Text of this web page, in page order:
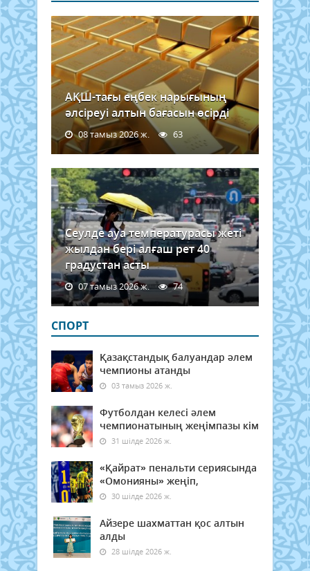
АҚШ-тағы еңбек нарығының
әлсіреуі алтын бағасын өсірді
08 тамыз 2026 ж. 63
Сеулде ауа температурасы жеті
жылдан бері алғаш рет 40
градустан асты
07 тамыз 2026 ж. 74
СПОРТ
Қазақстандық балуандар әлем
чемпионы атанды
03 тамыз 2026 ж.
Футболдан келесі әлем
чемпионатының жеңімпазы кім
31 шілде 2026 ж.
«Қайрат» пенальти сериясында
«Омонияны» жеңіп,
30 шілде 2026 ж.
Айзере шахматтан қос алтын
алды
28 шілде 2026 ж.